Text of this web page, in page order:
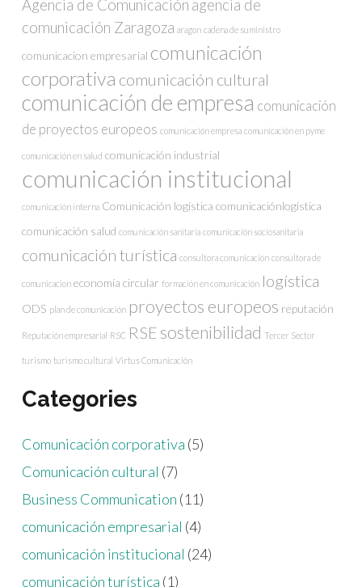
Agencia de Comunicación agencia de
comunicación Zaragoza aragon cadena de suministro
comunicacion empresarial comunicación
corporativa comunicación cultural
comunicación de empresa comunicación
de proyectos europeos comunicación empresa comunicación en pyme
comunicación en salud comunicación industrial
comunicación institucional
comunicación interna Comunicación logística comunicaciónlogística
comunicación salud comunicación sanitaria comunicación sociosanitaria
comunicación turística consultora comunicación consultora de
comunicacion economía circular formación en comunicación logística
ODS plan de comunicación proyectos europeos reputación
Reputación empresarial RSC RSE sostenibilidad Tercer Sector
turismo turismo cultural Virtus Comunicación
Categories
Comunicación corporativa (5)
Comunicación cultural (7)
Business Communication (11)
comunicación empresarial (4)
comunicación institucional (24)
comunicación turística (1)